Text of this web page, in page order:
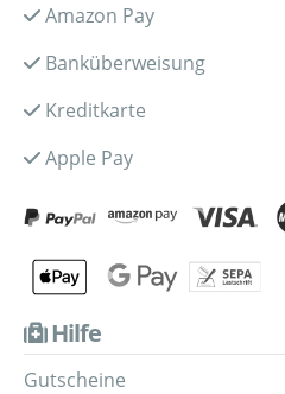
Amazon Pay
Banküberweisung
Kreditkarte
Apple Pay
Hilfe
Gutscheine